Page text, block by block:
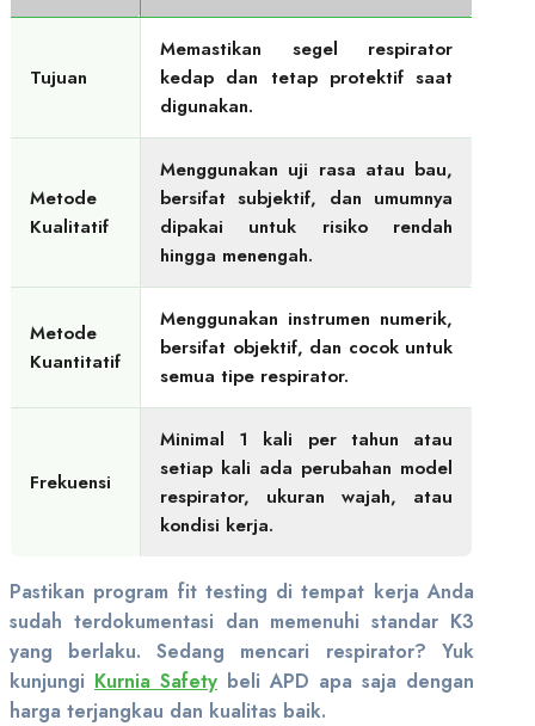
Tujuan
Memastikan segel respirator
kedap dan tetap protektif saat
digunakan.
Metode
Kualitatif
Menggunakan uji rasa atau bau,
bersifat subjektif, dan umumnya
dipakai untuk risiko rendah
hingga menengah.
Metode
Kuantitatif
Menggunakan instrumen numerik,
bersifat objektif, dan cocok untuk
semua tipe respirator.
Frekuensi
Minimal 1 kali per tahun atau
setiap kali ada perubahan model
respirator, ukuran wajah, atau
kondisi kerja.
Pastikan program fit testing di tempat kerja Anda
sudah terdokumentasi dan memenuhi standar K3
yang berlaku. Sedang mencari respirator? Yuk
kunjungi Kurnia Safetybeli APD apa saja dengan
harga terjangkau dan kualitas baik.